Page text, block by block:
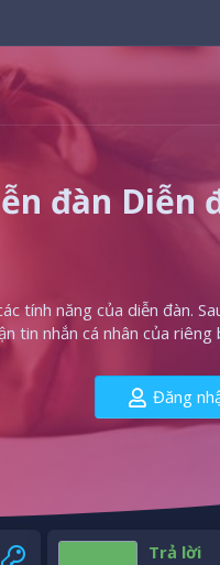
đàn Diễn
tính năng của diễn đàn.
tin nhắn cá nhân của
Đăng
Trả lời